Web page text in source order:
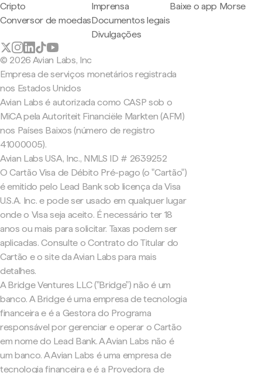
Cripto
Conversor de moedas
Imprensa
Documentos legais
Divulgações
Baixe o app Morse
© 2026 Avian Labs, Inc
Empresa de serviços monetários registrada
nos Estados Unidos
Avian Labs é autorizada como CASP sob o
MiCA pela Autoriteit Financiële Markten (AFM)
nos Países Baixos (número de registro
41000005).
Avian Labs USA, Inc., NMLS ID # 2639252
O Cartão Visa de Débito Pré-pago (o "Cartão")
é emitido pelo Lead Bank sob licença da Visa
U.S.A. Inc. e pode ser usado em qualquer lugar
onde o Visa seja aceito. É necessário ter 18
anos ou mais para solicitar. Taxas podem ser
aplicadas. Consulte o Contrato do Titular do
Cartão e o site da Avian Labs para mais
detalhes.
A Bridge Ventures LLC ("Bridge") não é um
banco. A Bridge é uma empresa de tecnologia
financeira e é a Gestora do Programa
responsável por gerenciar e operar o Cartão
em nome do Lead Bank. A Avian Labs não é
um banco. A Avian Labs é uma empresa de
tecnologia financeira e é a Provedora de